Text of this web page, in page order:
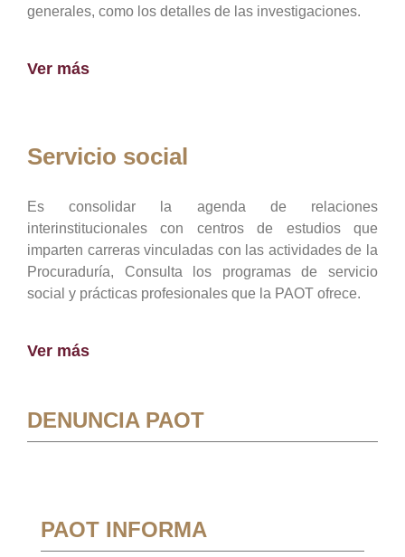
generales, como los detalles de las investigaciones.
Ver más
Servicio social
Es consolidar la agenda de relaciones
interinstitucionales con centros de estudios que
imparten carreras vinculadas con las actividades de la
Procuraduría, Consulta los programas de servicio
social y prácticas profesionales que la PAOT ofrece.
Ver más
DENUNCIA PAOT
PAOT INFORMA